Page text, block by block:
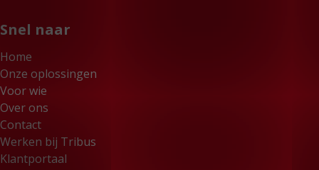
Snel naar
Home
Onze oplossingen
Voor wie
Over ons
Contact
Werken bij Tribus
Klantportaal